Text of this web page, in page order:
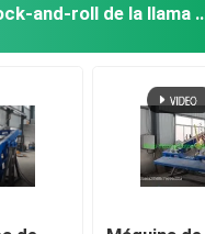
Máquina del rock-